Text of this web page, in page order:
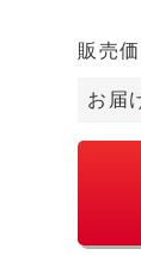
販売
お届